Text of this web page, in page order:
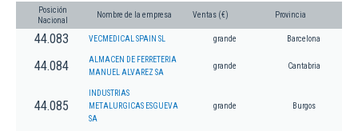
Posición
Nacional
Nombre de la empresa Ventas (€) Provincia
44.083 VECMEDICAL SPAIN SL grande Barcelona
44.084
ALMACEN DE FERRETERIA
MANUEL ALVAREZ SA
grande Cantabria
44.085
INDUSTRIAS
METALURGICAS ESGUEVA
SA
grande Burgos